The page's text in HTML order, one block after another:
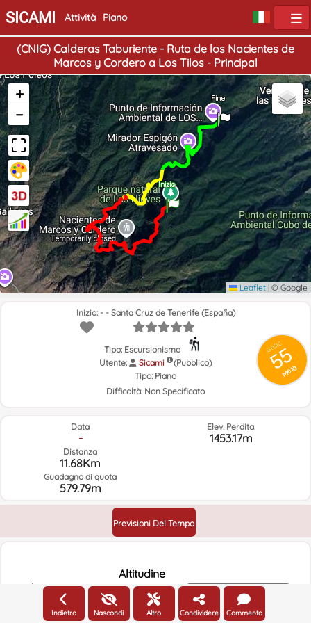
SICAMI Attività Piano
(CNIG) Calderas Taburiente - Ruta de los Nacientes de
Marcos y Cordero a Los Tilos - Principal
Inizio
Fine
+
−
Leaflet | © Google
GRSIC
55
Metà
Inizio: - - Santa Cruz de Tenerife (España)
Tipo: Escursionismo
Utente:
Sicami
(Pubblico)
Tipo: Piano
Difficoltà: Non Specificato
Data
-
Distanza
11.68Km
Guadagno di quota
579.79m
Elev. Perdita.
1453.17m
Previsioni Del Tempo
Altitudine
Altitudine
Indietro Nascondi Altro Condividere Commento